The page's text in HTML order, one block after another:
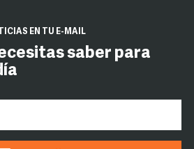
EN TU E-MAIL
saber para